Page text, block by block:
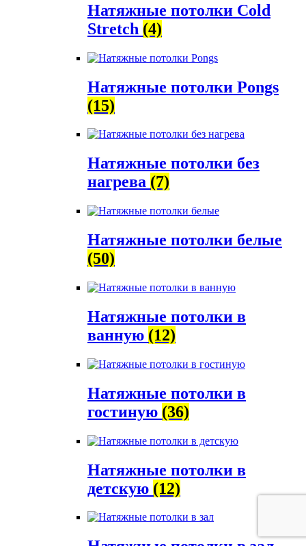
Натяжные потолки Cold
Stretch (4)
Натяжные потолки Pongs
(15)
Натяжные потолки без
нагрева (7)
Натяжные потолки белые
(50)
Натяжные потолки в
ванную (12)
Натяжные потолки в
гостиную (36)
Натяжные потолки в
детскую (12)